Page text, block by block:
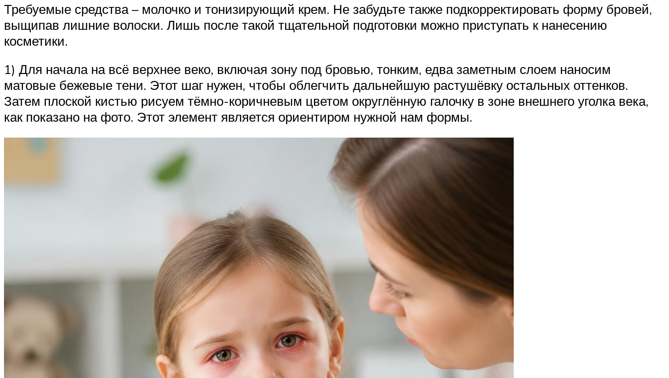
Требуемые средства – молочко и тонизирующий крем. Не забудьте также подкорректировать форму бровей,
выщипав лишние волоски. Лишь после такой тщательной подготовки можно приступать к нанесению
косметики.
1) Для начала на всё верхнее веко, включая зону под бровью, тонким, едва заметным слоем наносим
матовые бежевые тени. Этот шаг нужен, чтобы облегчить дальнейшую растушёвку остальных оттенков.
Затем плоской кистью рисуем тёмно-коричневым цветом округлённую галочку в зоне внешнего уголка века,
как показано на фото. Этот элемент является ориентиром нужной нам формы.